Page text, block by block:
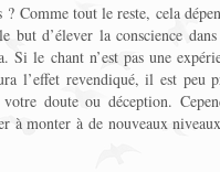
Comme tout le reste, cela
but d’élever la conscience
le chant n’est pas une
l’effet revendiqué, il est peu
doute ou déception.
à monter à de nouveaux